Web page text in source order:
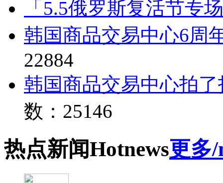
「5.5俄罗斯复活节专
韩国商品交易中心6周
22884
韩国商品交易中心拍
数：25146
热点新闻Hotnews更多